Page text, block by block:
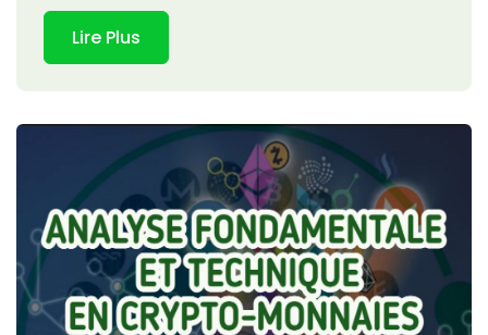
Lire Plus